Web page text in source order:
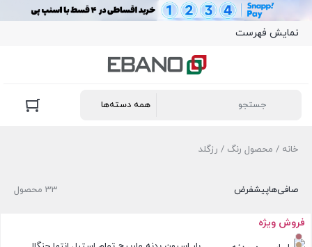
نمایش فهرست
خانه / محصول رنگ / رزگلد
33 محصول صافی‌هاپیشفرض
فروش ویژه